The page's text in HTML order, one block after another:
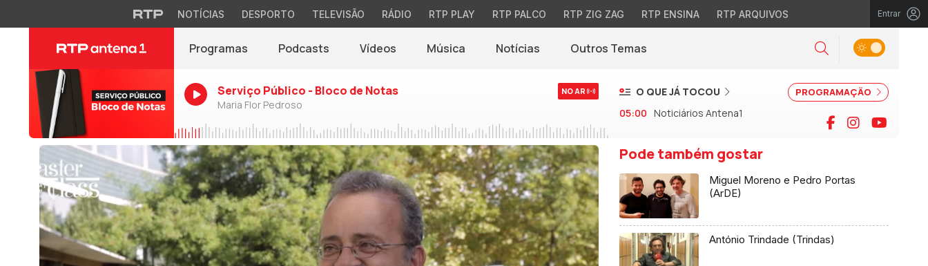
NOTÍCIAS DESPORTO TELEVISÃO RÁDIO RTP PLAY RTP PALCO RTP ZIG ZAG RTP ENSINA RTP ARQUIVOS Entrar
Programas Podcasts Vídeos Música Notícias(abre em nova janela)
Outros Temas Pesquisar
Alternar tema
Serviço Público - Bloco de Notas
Maria Flor Pedroso
NO AR PROGRAMAÇÃO
O QUE JÁ TOCOU
05:00 Noticiários Antena1 Facebook
Instagram
Pode também gostar
Miguel Moreno e Pedro Portas
(ArDE)
António Trindade (Trindas)